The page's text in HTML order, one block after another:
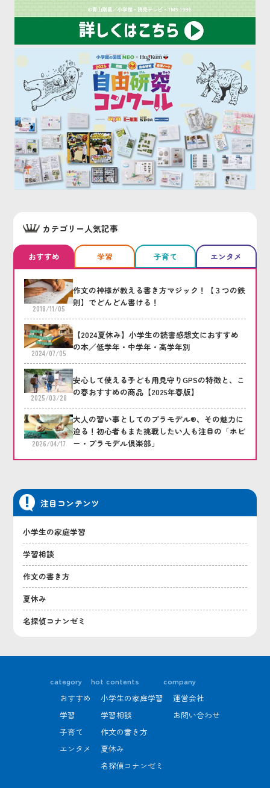
カテゴリー人気記事
おすすめ 学習 子育て エンタメ
2018/11/05
作文の神様が教える書き方マジック！【３つの鉄
則】でどんどん書ける！
2024/07/05
【2024夏休み】小学生の読書感想文におすすめ
の本／低学年・中学年・高学年別
2025/03/28
安心して使える子ども用見守りGPSの特徴と、こ
の春おすすめの商品【2025年春版】
2026/04/17
大人の習い事としてのプラモデル®、その魅力に
迫る！初心者もまた挑戦したい人も注目の「ホビ
ー・プラモデル倶楽部」
注目コンテンツ
小学生の家庭学習
学習相談
作文の書き方
夏休み
名探偵コナンゼミ
category
おすすめ
学習
子育て
エンタメ
hot contents
小学生の家庭学習
学習相談
作文の書き方
夏休み
名探偵コナンゼミ
company
運営会社
お問い合わせ